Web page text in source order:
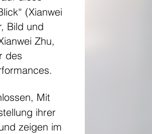
(Xianwei
Bild und
Zhu,
des
Mit
ihrer
zeigen im